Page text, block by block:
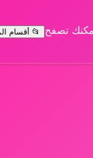
تصفح 📂 أقسام